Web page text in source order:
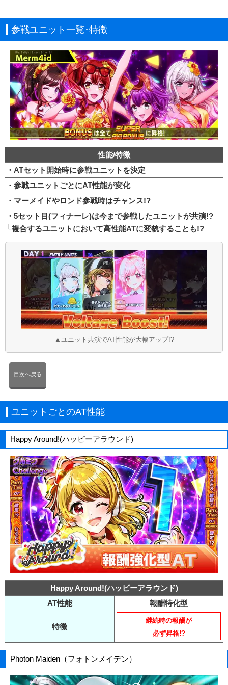
参戦ユニット一覧･特徴
性能/特徴
・ATセット開始時に参戦ユニットを決定
・参戦ユニットごとにAT性能が変化
・マーメイドやロンド参戦時はチャンス!?
・5セット目(フィナーレ)は今まで参戦したユニットが共演!?
└複合するユニットにおいて高性能ATに変貌することも!?
▲ユニット共演でAT性能が大幅アップ!?
目次へ戻る
ユニットごとのAT性能
Happy Around!(ハッピーアラウンド)
Happy Around!(ハッピーアラウンド)
AT性能
報酬特化型
特徴
継続時の報酬が
必ず昇格!?
Photon Maiden（フォトンメイデン）